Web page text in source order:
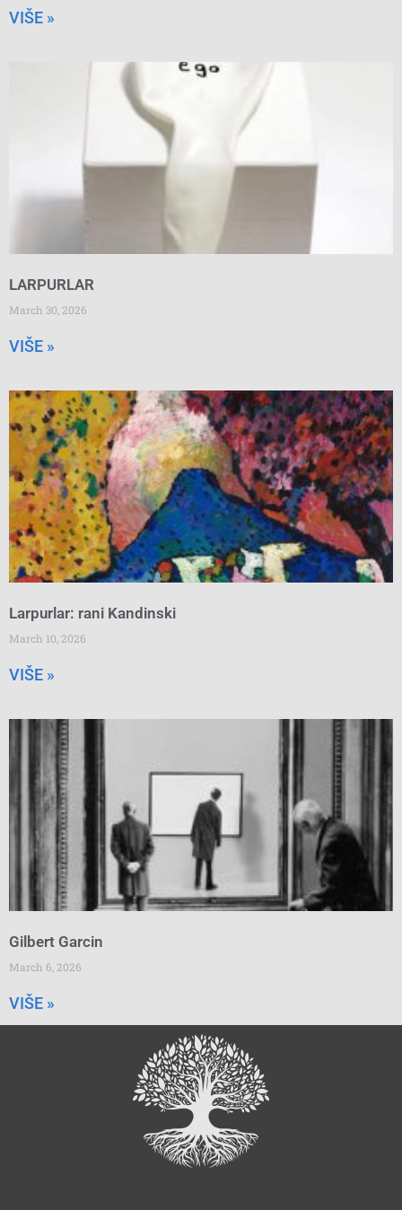
VIŠE »
LARPURLAR
March 30, 2026
VIŠE »
Larpurlar: rani Kandinski
March 10, 2026
VIŠE »
Gilbert Garcin
March 6, 2026
VIŠE »